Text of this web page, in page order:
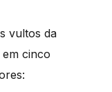
vultos da
cinco